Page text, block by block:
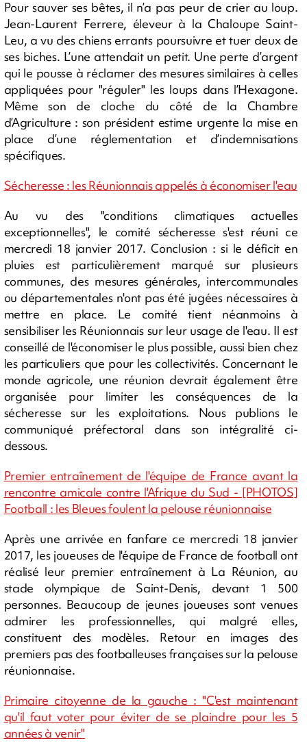
Pour sauver ses bêtes, il n’a pas peur de crier au loup.
Jean-Laurent Ferrere, éleveur à la Chaloupe Saint-
Leu, a vu des chiens errants poursuivre et tuer deux de
ses biches. L’une attendait un petit. Une perte d’argent
qui le pousse à réclamer des mesures similaires à celles
appliquées pour "réguler" les loups dans l’Hexagone.
Même son de cloche du côté de la Chambre
d’Agriculture : son président estime urgente la mise en
place d’une réglementation et d’indemnisations
spécifiques.
Sécheresse : les Réunionnais appelés à économiser l'eau
Au vu des "conditions climatiques actuelles
exceptionnelles", le comité sécheresse s'est réuni ce
mercredi 18 janvier 2017. Conclusion : si le déficit en
pluies est particulièrement marqué sur plusieurs
communes, des mesures générales, intercommunales
ou départementales n'ont pas été jugées nécessaires à
mettre en place. Le comité tient néanmoins à
sensibiliser les Réunionnais sur leur usage de l'eau. Il est
conseillé de l'économiser le plus possible, aussi bien chez
les particuliers que pour les collectivités. Concernant le
monde agricole, une réunion devrait également être
organisée pour limiter les conséquences de la
sécheresse sur les exploitations. Nous publions le
communiqué préfectoral dans son intégralité ci-
dessous.
Premier entraînement de l'équipe de France avant la
rencontre amicale contre l'Afrique du Sud - [PHOTOS]
Football : les Bleues foulent la pelouse réunionnaise
Après une arrivée en fanfare ce mercredi 18 janvier
2017, les joueuses de l'équipe de France de football ont
réalisé leur premier entraînement à La Réunion, au
stade olympique de Saint-Denis, devant 1 500
personnes. Beaucoup de jeunes joueuses sont venues
admirer les professionnelles, qui malgré elles,
constituent des modèles. Retour en images des
premiers pas des footballeuses françaises sur la pelouse
réunionnaise.
Primaire citoyenne de la gauche : "C'est maintenant
qu'il faut voter pour éviter de se plaindre pour les 5
années à venir"